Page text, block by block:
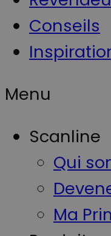
Conseils
Menu
Scanline
Qui
Ma